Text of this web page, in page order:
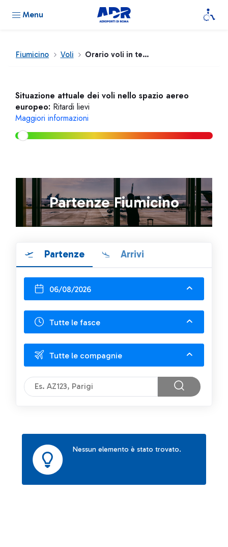
Menu
Fiumicino Voli Orario voli in tempo reale
Situazione attuale dei voli nello spazio aereo
europeo: Ritardi lievi
Maggiori informazioni
Partenze Fiumicino
Partenze Arrivi
06/08/2026
Tutte le fasce
Tutte le compagnie
Nessun elemento è stato trovato.